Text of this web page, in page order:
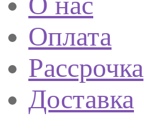
Оплата
Рассрочка
Доставка